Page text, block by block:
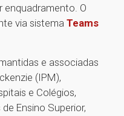
enquadramento. O
via sistema Teams
e associadas
(IPM),
e Colégios,
Ensino Superior,